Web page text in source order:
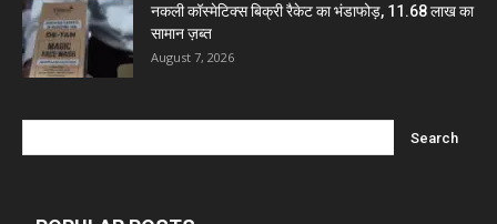
नकली कॉस्मेटिक्स बिक्री रैकेट का भंडाफोड़, 11.68 लाख का
सामान ज़ब्त
August 7, 2026